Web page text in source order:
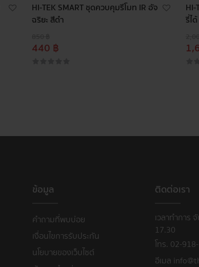
HI-TEK SMART ชุดควบคุมรีโมท IR อัจ
ฉริยะ สีดำ
440 ฿
รี่ไ
ข้อมูล
คำถามที่พบบ่อย
เงื่อนไขการรับประกัน
นโยบายของเว็บไซต์
ติดต่อเรา
เวลาทำการ
17.30
โทร. 02-
อีเมล